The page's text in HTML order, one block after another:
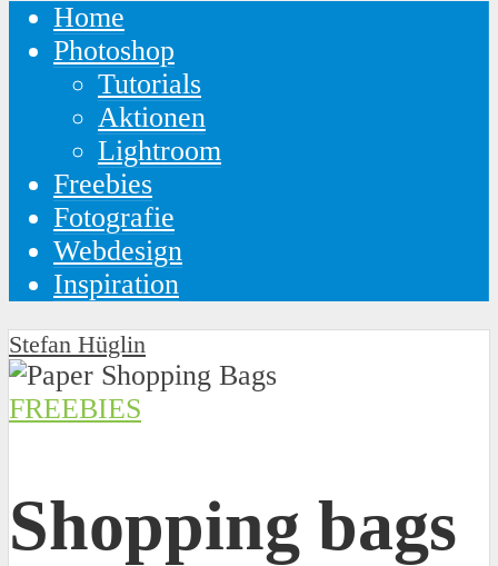
Home
Photoshop
Tutorials
Aktionen
Lightroom
Freebies
Fotografie
Webdesign
Inspiration
Stefan Hüglin
FREEBIES
Shopping bags